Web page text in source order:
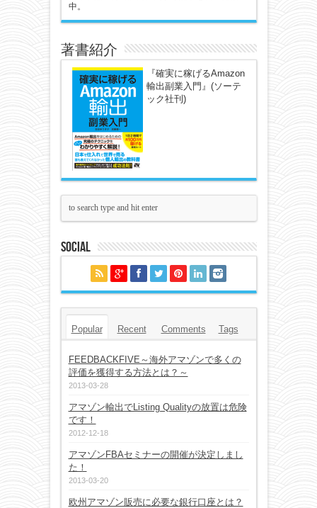
中。
著書紹介
『確実に稼げるAmazon
輸出副業入門』(ソーテ
ック社刊)
Social
Popular Recent Comments Tags
FEEDBACKFIVE～海外アマゾンで多くの
評価を獲得する方法とは？～
2013-03-28
アマゾン輸出でListing Qualityの放置は危険
です！
2012-12-18
アマゾンFBAセミナーの開催が決定しまし
た！
2013-03-20
欧州アマゾン販売に必要な銀行口座とは？